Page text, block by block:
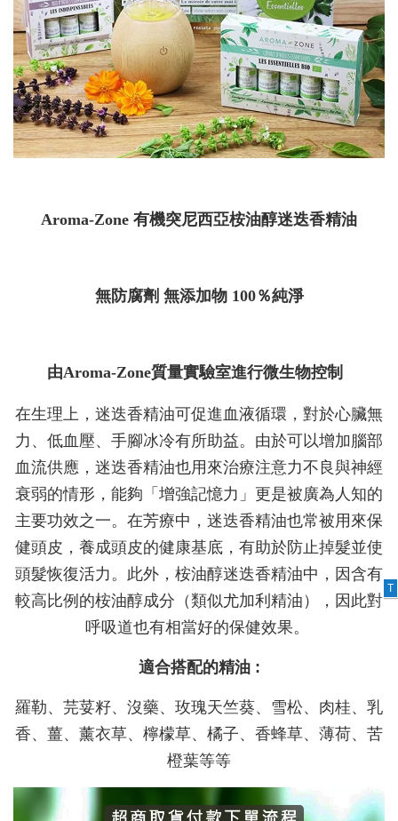
Aroma-Zone 有機突尼西亞桉油醇迷迭香精油
無防腐劑 無添加物 100％純淨
由Aroma-Zone質量實驗室進行微生物控制
在生理上，迷迭香精油可促進血液循環，對於心臟無
力、低血壓、手腳冰冷有所助益。由於可以增加腦部
血流供應，迷迭香精油也用來治療注意力不良與神經
衰弱的情形，能夠「增強記憶力」更是被廣為人知的
主要功效之一。在芳療中，迷迭香精油也常被用來保
健頭皮，養成頭皮的健康基底，有助於防止掉髮並使
頭髮恢復活力。此外，桉油醇迷迭香精油中，因含有
較高比例的桉油醇成分（類似尤加利精油），因此對
呼吸道也有相當好的保健效果。
適合搭配的精油 :
羅勒、芫荽籽、沒藥、玫瑰天竺葵、雪松、肉桂、乳
香、薑、薰衣草、檸檬草、橘子、香蜂草、薄荷、苦
橙葉等等
T